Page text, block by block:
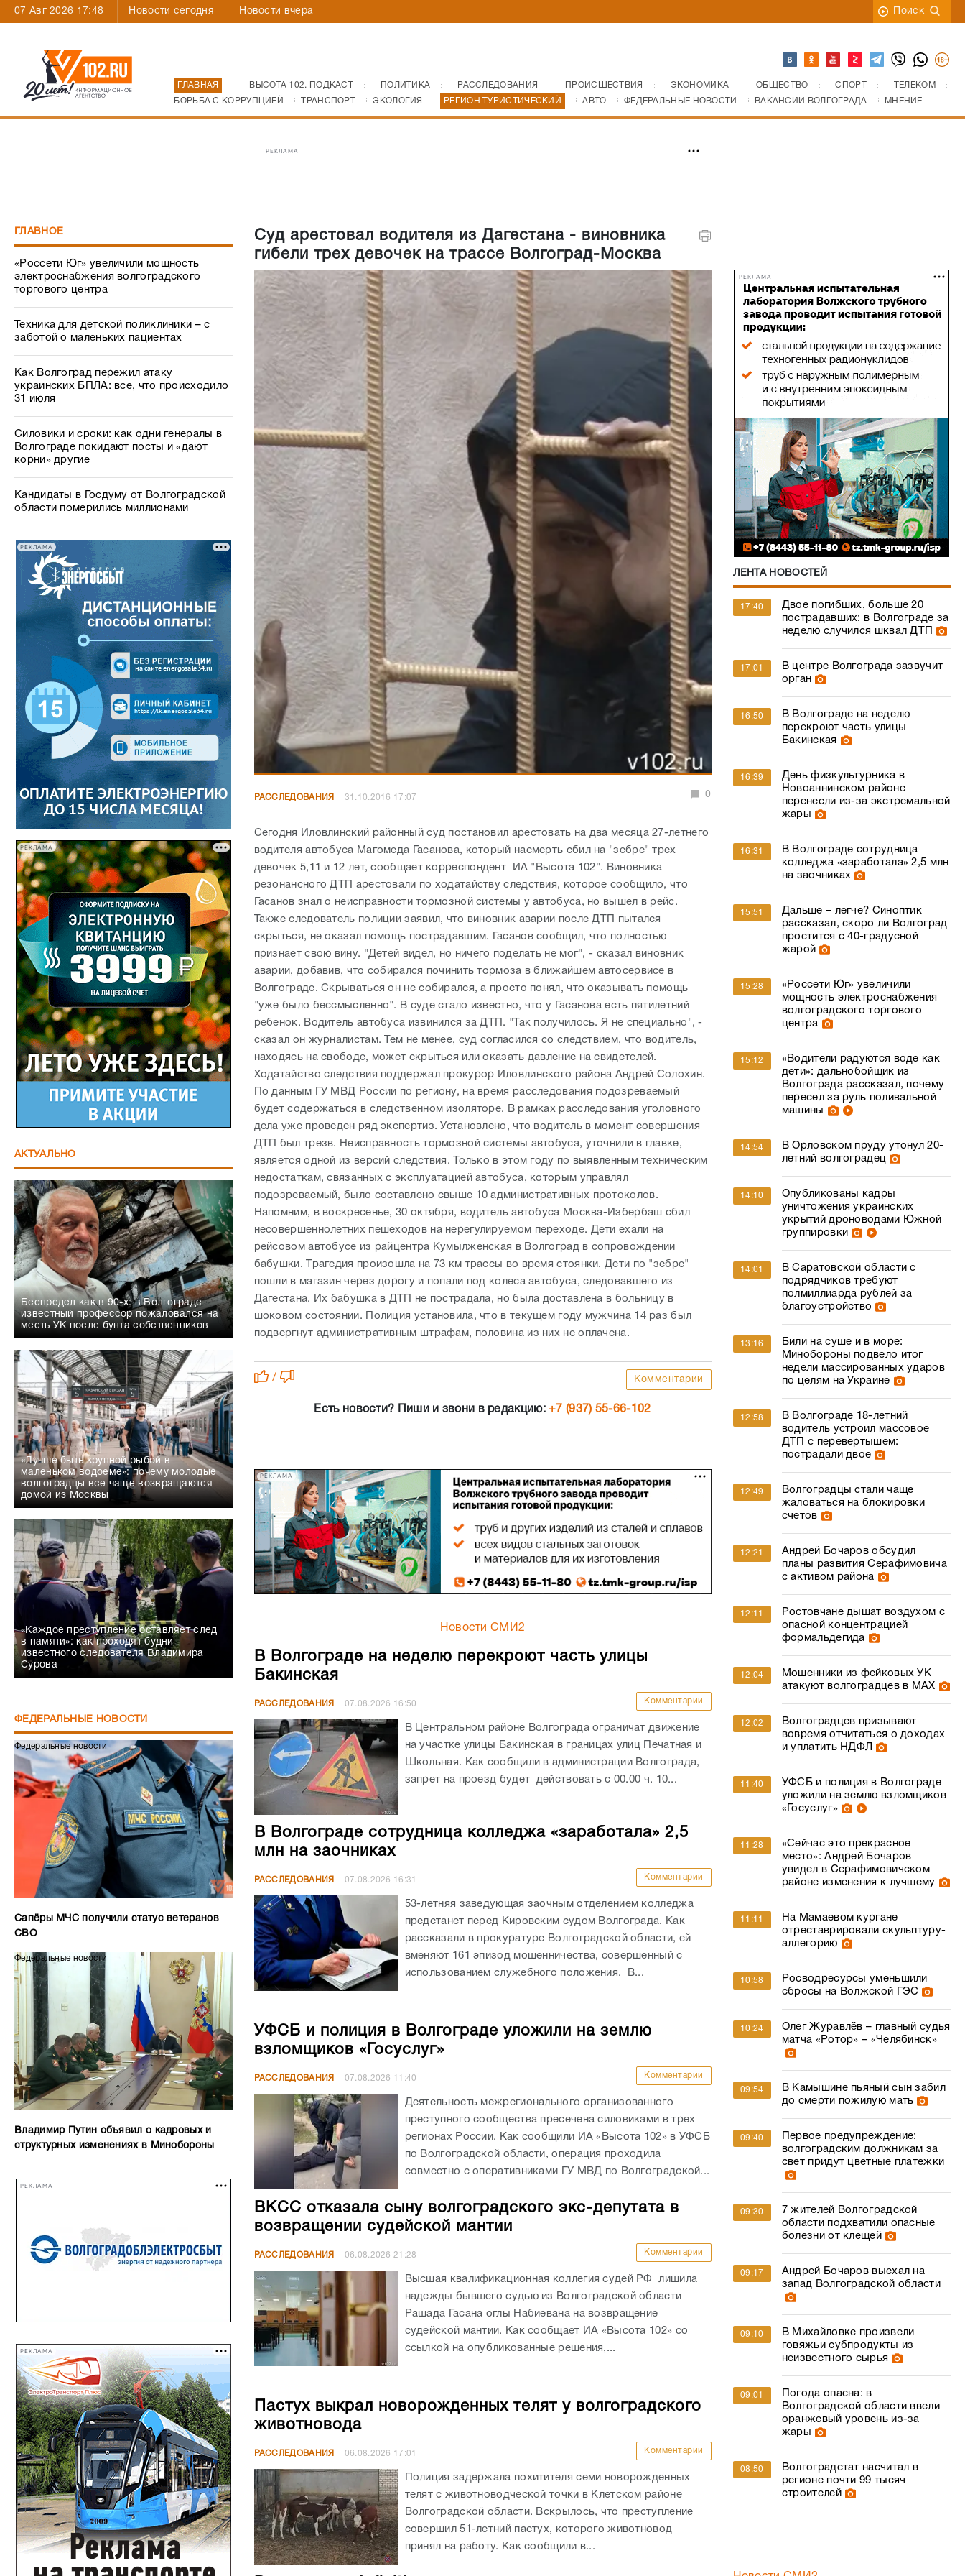
07 Авг 2026 17:48 Новости сегодня Новости вчера Поиск
ГЛАВНАЯ ВЫСОТА 102. ПОДКАСТ ПОЛИТИКА РАССЛЕДОВАНИЯ ПРОИСШЕСТВИЯ ЭКОНОМИКА ОБЩЕСТВО СПОРТ
ТЕЛЕКОМ
БОРЬБА С КОРРУПЦИЕЙ
ТРАНСПОРТ ЭКОЛОГИЯ РЕГИОН ТУРИСТИЧЕСКИЙ АВТО ФЕДЕРАЛЬНЫЕ НОВОСТИ ВАКАНСИИ ВОЛГОГРАДА МНЕНИЕ
РЕКЛАМА
ГЛАВНОЕ
«Россети Юг» увеличили мощность
электроснабжения волгоградского
торгового центра
Техника для детской поликлиники – с
заботой о маленьких пациентах
Как Волгоград пережил атаку
украинских БПЛА: все, что происходило
31 июля
Силовики и сроки: как одни генералы в
Волгограде покидают посты и «дают
корни» другие
Кандидаты в Госдуму от Волгоградской
области померились миллионами
РЕКЛАМА
РЕКЛАМА
АКТУАЛЬНО
Беспредел как в 90-х: в Волгограде
известный профессор пожаловался на
месть УК после бунта собственников
«Лучше быть крупной рыбой в
маленьком водоеме»: почему молодые
волгоградцы все чаще возвращаются
домой из Москвы
«Каждое преступление оставляет след
в памяти»: как проходят будни
известного следователя Владимира
Сурова
ФЕДЕРАЛЬНЫЕ НОВОСТИ
Федеральные новости
Сапёры МЧС получили статус ветеранов
СВО
Федеральные новости
Владимир Путин объявил о кадровых и
структурных изменениях в Минобороны
РЕКЛАМА
РЕКЛАМА
Суд арестовал водителя из Дагестана - виновника
гибели трех девочек на трассе Волгоград-Москва
РАССЛЕДОВАНИЯ 31.10.2016 17:07 0
Сегодня Иловлинский районный суд постановил арестовать на два месяца 27-летнего
водителя автобуса Магомеда Гасанова, который насмерть сбил на "зебре" трех
девочек 5,11 и 12 лет, сообщает корреспондент ИА "Высота 102". Виновника
резонансного ДТП арестовали по ходатайству следствия, которое сообщило, что
Гасанов знал о неисправности тормозной системы у автобуса, но вышел в рейс.
Также следователь полиции заявил, что виновник аварии после ДТП пытался
скрыться, не оказал помощь пострадавшим. Гасанов сообщил, что полностью
признает свою вину. "Детей видел, но ничего поделать не мог", - сказал виновник
аварии, добавив, что собирался починить тормоза в ближайшем автосервисе в
Волгограде. Скрываться он не собирался, а просто понял, что оказывать помощь
"уже было бессмысленно". В суде стало известно, что у Гасанова есть пятилетний
ребенок. Водитель автобуса извинился за ДТП. "Так получилось. Я не специально", -
сказал он журналистам. Тем не менее, суд согласился со следствием, что водитель,
находясь на свободе, может скрыться или оказать давление на свидетелей.
Ходатайство следствия поддержал прокурор Иловлинского района Андрей Солохин.
По данным ГУ МВД России по региону, на время расследования подозреваемый
будет содержаться в следственном изоляторе. В рамках расследования уголовного
дела уже проведен ряд экспертиз. Установлено, что водитель в момент совершения
ДТП был трезв. Неисправность тормозной системы автобуса, уточнили в главке,
является одной из версий следствия. Только в этом году по выявленным техническим
недостаткам, связанных с эксплуатацией автобуса, которым управлял
подозреваемый, было составлено свыше 10 административных протоколов.
Напомним, в воскресенье, 30 октября, водитель автобуса Москва-Избербаш сбил
несовершеннолетних пешеходов на нерегулируемом переходе. Дети ехали на
рейсовом автобусе из райцентра Кумылженская в Волгоград в сопровождении
бабушки. Трагедия произошла на 73 км трассы во время стоянки. Дети по "зебре"
пошли в магазин через дорогу и попали под колеса автобуса, следовавшего из
Дагестана. Их бабушка в ДТП не пострадала, но была доставлена в больницу в
шоковом состоянии. Полиция установила, что в текущем году мужчина 14 раз был
подвергнут административным штрафам, половина из них не оплачена.
/ Комментарии
Есть новости? Пиши и звони в редакцию:+7 (937) 55-66-102
РЕКЛАМА
Новости СМИ2
В Волгограде на неделю перекроют часть улицы
Бакинская
РАССЛЕДОВАНИЯ 07.08.2026 16:50 Комментарии
В Центральном районе Волгограда ограничат движение
на участке улицы Бакинская в границах улиц Печатная и
Школьная. Как сообщили в администрации Волгограда,
запрет на проезд будет действовать с 00.00 ч. 10...
В Волгограде сотрудница колледжа «заработала» 2,5
млн на заочниках
РАССЛЕДОВАНИЯ 07.08.2026 16:31 Комментарии
53-летняя заведующая заочным отделением колледжа
предстанет перед Кировским судом Волгограда. Как
рассказали в прокуратуре Волгоградской области, ей
вменяют 161 эпизод мошенничества, совершенный с
использованием служебного положения. В...
УФСБ и полиция в Волгограде уложили на землю
взломщиков «Госуслуг»
РАССЛЕДОВАНИЯ 07.08.2026 11:40 Комментарии
Деятельность межрегионального организованного
преступного сообщества пресечена силовиками в трех
регионах России. Как сообщили ИА «Высота 102» в УФСБ
по Волгоградской области, операция проходила
совместно с оперативниками ГУ МВД по Волгоградской...
ВКСС отказала сыну волгоградского экс-депутата в
возвращении судейской мантии
РАССЛЕДОВАНИЯ 06.08.202621:28 Комментарии
Высшая квалификационная коллегия судей РФ лишила
надежды бывшего судью из Волгоградской области
Рашада Гасана оглы Набиевана на возвращение
судейской мантии. Как сообщает ИА «Высота 102» со
ссылкой на опубликованные решения,...
Пастух выкрал новорожденных телят у волгоградского
животновода
РАССЛЕДОВАНИЯ 06.08.2026 17:01 Комментарии
Полиция задержала похитителя семи новорожденных
телят с животноводческой точки в Клетском районе
Волгоградской области. Вскрылось, что преступление
совершил 51-летний пастух, которого животновод
принял на работу. Как сообщили в...
РЕКЛАМА
ЛЕНТА НОВОСТЕЙ
17:40
Двое погибших, больше 20
пострадавших: в Волгограде за
неделю случился шквал ДТП
17:01
В центре Волгограда зазвучит
орган
16:50
В Волгограде на неделю
перекроют часть улицы
Бакинская
16:39
День физкультурника в
Новоаннинском районе
перенесли из-за экстремальной
жары
16:31
В Волгограде сотрудница
колледжа «заработала» 2,5 млн
на заочниках
15:51
Дальше – легче? Синоптик
рассказал, скоро ли Волгоград
простится с 40-градусной
жарой
15:28
«Россети Юг» увеличили
мощность электроснабжения
волгоградского торгового
центра
15:12
«Водители радуются воде как
дети»: дальнобойщик из
Волгограда рассказал, почему
пересел за руль поливальной
машины
14:54
В Орловском пруду утонул 20-
летний волгоградец
14:10
Опубликованы кадры
уничтожения украинских
укрытий дроноводами Южной
группировки
14:01
В Саратовской области с
подрядчиков требуют
полмиллиарда рублей за
благоустройство
13:16
Били на суше и в море:
Минобороны подвело итог
недели массированных ударов
по целям на Украине
12:58
В Волгограде 18-летний
водитель устроил массовое
ДТП с перевертышем:
пострадали двое
12:49
Волгоградцы стали чаще
жаловаться на блокировки
счетов
12:21
Андрей Бочаров обсудил
планы развития Серафимовича
с активом района
12:11
Ростовчане дышат воздухом с
опасной концентрацией
формальдегида
12:04
Мошенники из фейковых УК
атакуют волгоградцев в МАХ
12:02
Волгоградцев призывают
вовремя отчитаться о доходах
и уплатить НДФЛ
11:40
УФСБ и полиция в Волгограде
уложили на землю взломщиков
«Госуслуг»
11:28
«Сейчас это прекрасное
место»: Андрей Бочаров
увидел в Серафимовичском
районе изменения к лучшему
11:11
На Мамаевом кургане
отреставрировали скульптуру-
аллегорию
10:58
Росводресурсы уменьшили
сбросы на Волжской ГЭС
10:24
Олег Журавлёв – главный судья
матча «Ротор» – «Челябинск»
09:54
В Камышине пьяный сын забил
до смерти пожилую мать
09:40
Первое предупреждение:
волгоградским должникам за
свет придут цветные платежки
09:30
7 жителей Волгоградской
области подхватили опасные
болезни от клещей
09:17
Андрей Бочаров выехал на
запад Волгоградской области
09:10
В Михайловке произвели
говяжьи субпродукты из
неизвестного сырья
09:01
Погода опасна: в
Волгоградской области ввели
оранжевый уровень из-за
жары
08:50
Волгоградстат насчитал в
регионе почти 99 тысяч
строителей